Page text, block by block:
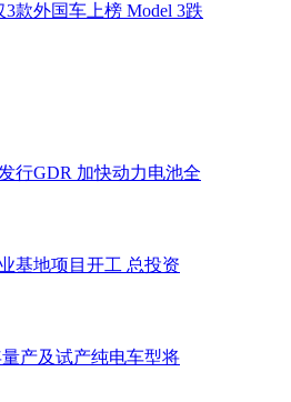
款外国车上榜 Model 3跌
行GDR 加快动力电池全
基地项目开工 总投资
产及试产纯电车型将